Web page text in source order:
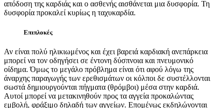
απόδοση της καρδιάς και ο ασθενής αισθάνεται μια δυσφορία. Τη
δυσφορία προκαλεί κυρίως η ταχυκαρδία.
Επιπλοκές
Αν είναι πολύ ηλικιωμένος και έχει βαρειά καρδιακή ανεπάρκεια
μπορεί να τον οδηγήσει σε έντονη δύσπνοια και πνευμονικό
οίδημα. Όμως το μεγάλο πρόβλημα είναι ότι αφού λόγω της
άναρχης παραγωγής των ερεθισμάτων οι κόλποι δε συστέλλονται
σωστά δημιουργούνται πήγματα (θρόμβοι) μέσα στην καρδιά.
Αυτοί μπορεί να μετακινηθούν προς τα αγγεία προκαλώντας
εμβολή, φράξιμο δηλαδή των αγγείων. Επομένως εκδηλώνονται